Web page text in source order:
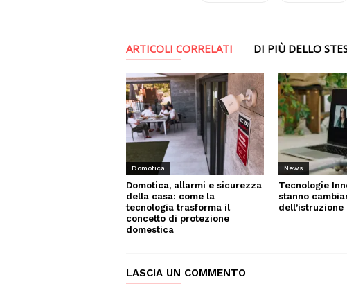
ARTICOLI CORRELATI DI PIÙ DELLO
Domotica
Domotica, allarmi e sicurezza
della casa: come la
tecnologia trasforma il
concetto di protezione
domestica
News
Tecnologie
stanno
dell’istruzione
LASCIA UN COMMENTO